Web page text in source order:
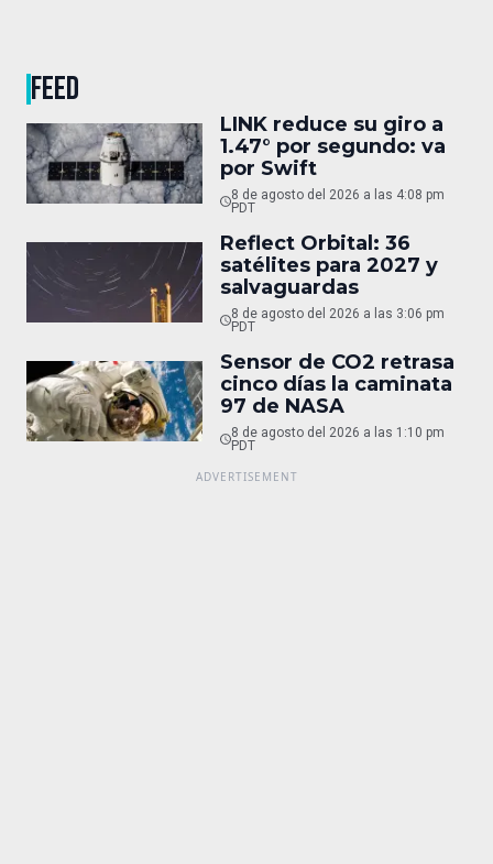
FEED
LINK reduce su giro a
1.47° por segundo: va
por Swift
8 de agosto del 2026 a las 4:08 pm
PDT
Reflect Orbital: 36
satélites para 2027 y
salvaguardas
8 de agosto del 2026 a las 3:06 pm
PDT
Sensor de CO2 retrasa
cinco días la caminata
97 de NASA
8 de agosto del 2026 a las 1:10 pm
PDT